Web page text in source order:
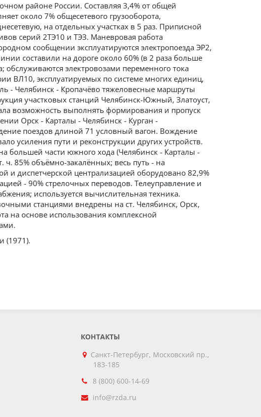
районе России. Составляя 3,4% от общей
около 7% общесетевого грузооборота,
на отдельных участках в 5 раз. Приписной
серий 2ТЭ10 и ТЭЗ. Маневровая работа
сообщении эксплуатируются электропоезда ЭР2,
составили на дороге около 60% (в 2 раза больше
обслуживаются электровозами переменного тока
ВЛ10, эксплуатируемых по системе многих единиц,
- Челябинск - Кропачёво тяжеловесные маршруты
участковых станций Челябинск-Южный, Златоуст,
возможность выполнять формирования и пропуск
Орск - Карталы - Челябинск - Курган -
поездов длиной 71 условный вагон. Вождение
усиления пути и реконструкции других устройств.
большей части южного хода (Челябинск - Карталы -
85% объёмно-закалённых; весь путь - на
и диспетчерской централизацией оборудовано 82,9%
- 90% стрелочных переводов. Телеуправление и
используется вычислительная техника.
станциями внедрены на ст. Челябинск, Орск,
на основе использования комплексной
(1971).
КОНТАКТЫ
Санкт-Петербург, Московский пр.,
183-185
8 (800) 600-14-69
info@rzda.ru